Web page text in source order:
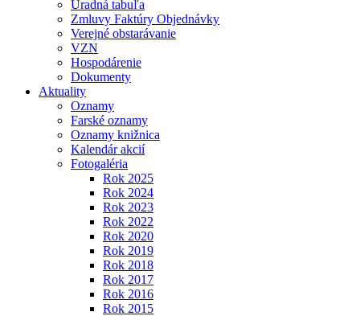
Úradná tabuľa
Zmluvy Faktúry Objednávky
Verejné obstarávanie
VZN
Hospodárenie
Dokumenty
Aktuality
Oznamy
Farské oznamy
Oznamy knižnica
Kalendár akcií
Fotogaléria
Rok 2025
Rok 2024
Rok 2023
Rok 2022
Rok 2020
Rok 2019
Rok 2018
Rok 2017
Rok 2016
Rok 2015